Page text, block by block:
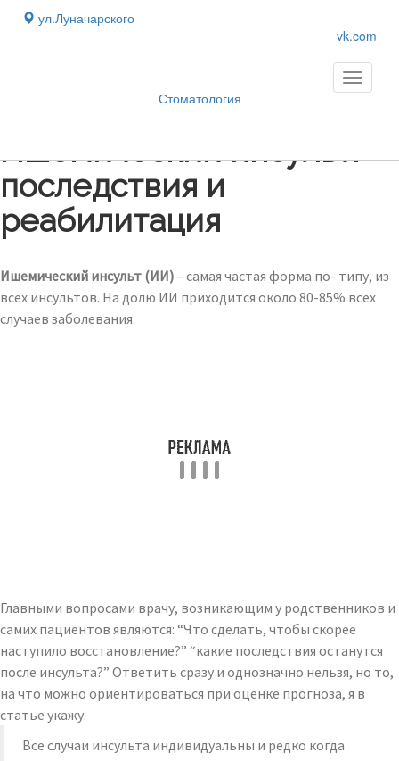
ул.Луначарского
vk.com
Стоматология
Toggle
Ишемический инсульт:
последствия и
реабилитация
Ишемический инсульт (ИИ)– самая частая форма по- типу, из
всех инсультов. На долю ИИ приходится около 80-85% всех
случаев заболевания.
Главными вопросами врачу, возникающим у родственников и
самих пациентов являются: “Что сделать, чтобы скорее
наступило восстановление?” “какие последствия останутся
после инсульта?” Ответить сразу и однозначно нельзя, но то,
на что можно ориентироваться при оценке прогноза, я в
статье укажу.
Все случаи инсульта индивидуальны и редко когда